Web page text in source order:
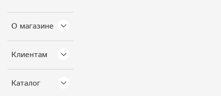
бытовой жироуловитель
дренаж зимой
О магазине
Клиентам
Каталог